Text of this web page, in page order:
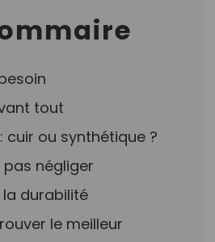
tout
cuir ou synthétique ?
pas négliger
la durabilité
le meilleur